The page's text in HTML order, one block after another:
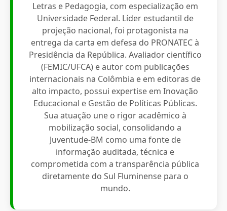
Letras e Pedagogia, com especialização em
Universidade Federal. Líder estudantil de
projeção nacional, foi protagonista na
entrega da carta em defesa do PRONATEC à
Presidência da República. Avaliador científico
(FEMIC/UFCA) e autor com publicações
internacionais na Colômbia e em editoras de
alto impacto, possui expertise em Inovação
Educacional e Gestão de Políticas Públicas.
Sua atuação une o rigor acadêmico à
mobilização social, consolidando a
Juventude-BM como uma fonte de
informação auditada, técnica e
comprometida com a transparência pública
diretamente do Sul Fluminense para o
mundo.